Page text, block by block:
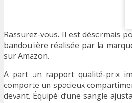
Rassurez-vous. Il est désormais
bandoulière réalisée par la
sur Amazon.
A part un rapport qualité-prix
comporte un spacieux
devant. Équipé d’une sangle